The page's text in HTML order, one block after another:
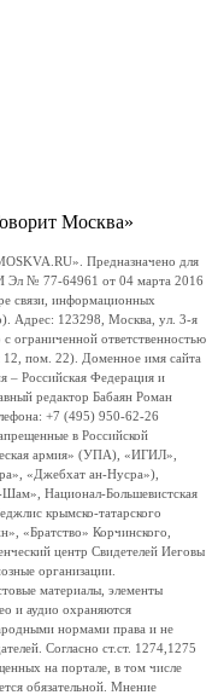
Москва»
Предназначено для
Эл № 77-64961 от 04 марта 2016
связи, информационных
Адрес: 123298, Москва, ул. 3-я
ограниченной ответственностью
пом. 22). Доменное имя сайта
– Российская Федерация и
редактор Бабаян Роман
+7 (495) 950-62-26
в Российской
армия» (УПА), «ИГИЛ»,
«Джебхат ан-Нусра»),
Национал-Большевистская
крымско-татарского
«Братство» Корчинского,
центр Свидетелей Иеговы
организации.
материалы, элементы
и аудио охраняются
нормами права и не
Согласно ст.ст. 1274,1275
на портале, в том числе
обязательной. Мнение